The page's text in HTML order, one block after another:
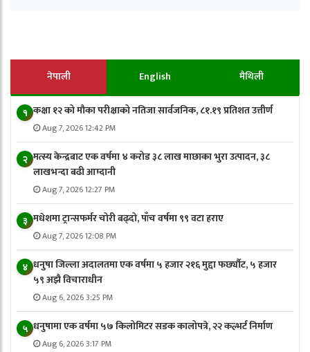
नेपाली English मैथिली
१ कक्षा १२ को मौका परीक्षाको नतिजा सार्वजनिक, ८१.१९ प्रतिशत उत्तीर्ण
Aug 7, 2026 12:42 PM
२ मत्स्य केन्द्रबाट एक वर्षमा ४ करोड ३८ लाख माछाका भुरा उत्पादन, ३८
लाखभन्दा बढी आम्दानी
Aug 7, 2026 12:27 PM
३ मधेशमा ट्रान्सफर्मर चोरी बढ्दो, पाँच वर्षमा ९९ वटा हराए
Aug 7, 2026 12:08 PM
४ धनुषा जिल्ला अदालतमा एक वर्षमा ५ हजार २१६ मुद्दा फर्छ्यौट, ५ हजार
५९ अझै विचाराधीन
Aug 6, 2026 3:25 PM
५ धनुषामा एक वर्षमा ५७ किलोमिटर सडक कालोपत्रे, २२ कल्भर्ट निर्माण
Aug 6, 2026 3:17 PM